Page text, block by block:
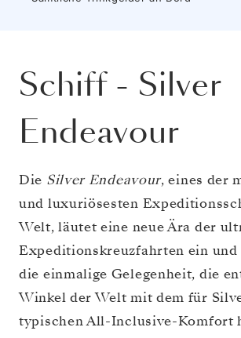
Schiff- Silver
Endeavour
Die Silver Endeavour, eines der
und luxuriösesten
Welt, läutet eine neue Ära der
Expeditionskreuzfahrten ein
die einmalige Gelegenheit, die
Winkel der Welt mit dem für
typischen All-Inclusive-Komfort